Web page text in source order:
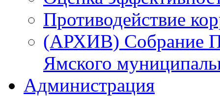
Противодействие
(АРХИВ) Собрание
Ямского
Администрация